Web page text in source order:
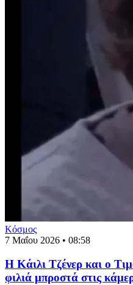
Κόσμος
7 Μαΐου 2026 • 08:58
Η Κάιλι Τζένερ και ο
φιλιά μπροστά στις